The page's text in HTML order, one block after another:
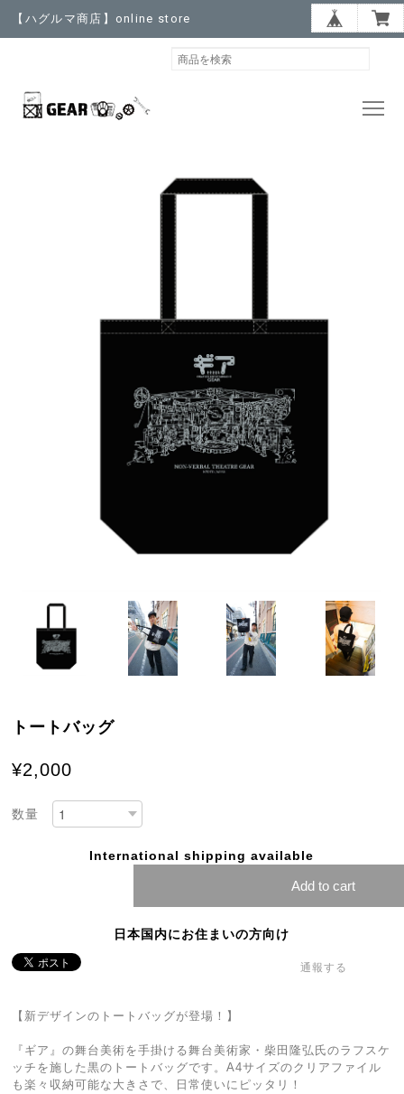
【ハグルマ商店】online store
トートバッグ
¥2,000
数量
International shipping available
Add to cart
日本国内にお住まいの方向け
通報する
【新デザインのトートバッグが登場！】
『ギア』の舞台美術を手掛ける舞台美術家・柴田隆弘氏のラフスケ
ッチを施した黒のトートバッグです。A4サイズのクリアファイル
も楽々収納可能な大きさで、日常使いにピッタリ！